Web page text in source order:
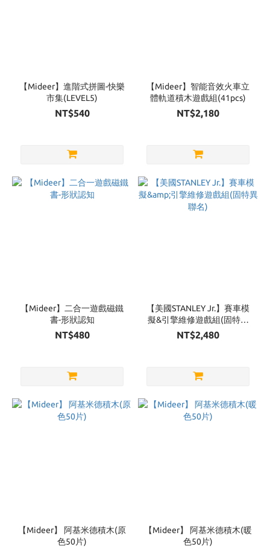
【Mideer】進階式拼圖-快樂
市集(LEVEL5)
NT$540
【Mideer】智能音效火車立
體軌道積木遊戲組(41pcs)
NT$2,180
【Mideer】二合一遊戲磁鐵
書-形狀認知
NT$480
【美國STANLEY Jr.】賽車模
擬&引擎維修遊戲組(固特異
聯名)
NT$2,480
【Mideer】 阿基米德積木(原
色50片)
【Mideer】 阿基米德積木(暖
色50片)